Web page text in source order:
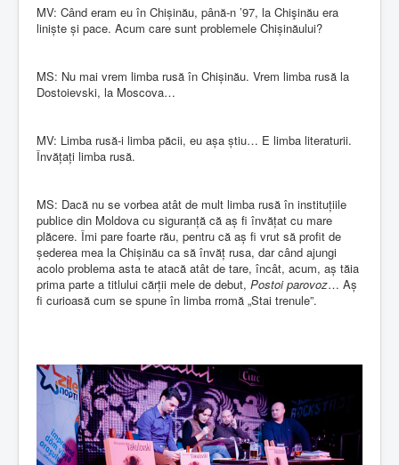
MV: Când eram eu în Chișinău, până-n ’97, la Chişinău era
liniște și pace. Acum care sunt problemele Chișinăului?
MS: Nu mai vrem limba rusă în Chișinău. Vrem limba rusă la
Dostoievski, la Moscova…
MV: Limba rusă-i limba păcii, eu așa știu… E limba literaturii.
Învățați limba rusă.
MS: Dacă nu se vorbea atât de mult limba rusă în instituțiile
publice din Moldova cu siguranță că aș fi învățat cu mare
plăcere. Îmi pare foarte rău, pentru că aș fi vrut să profit de
șederea mea la Chișinău ca să învăț rusa, dar când ajungi
acolo problema asta te atacă atât de tare, încât, acum, aș tăia
prima parte a titlului cărții mele de debut, Postoi parovoz… Aș
fi curioasă cum se spune în limba rromă „Stai trenule”.